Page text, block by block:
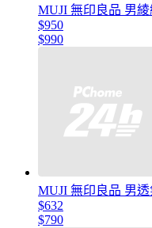
MUJI 無印良品 男綾
$950
$990
MUJI 無印良品 男
$632
$790